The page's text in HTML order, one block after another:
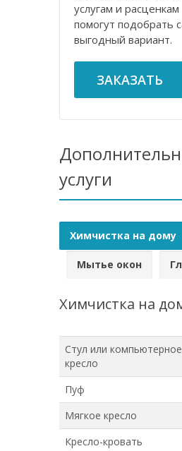
услугам и расценкам
помогут подобрать
выгодный вариант.
ЗАКАЗАТЬ
услуги
Химчистка на дому
Мытье окон
Химчистка на
Стул или компьютерное
кресло
Пуф
Мягкое кресло
Кресло-кровать